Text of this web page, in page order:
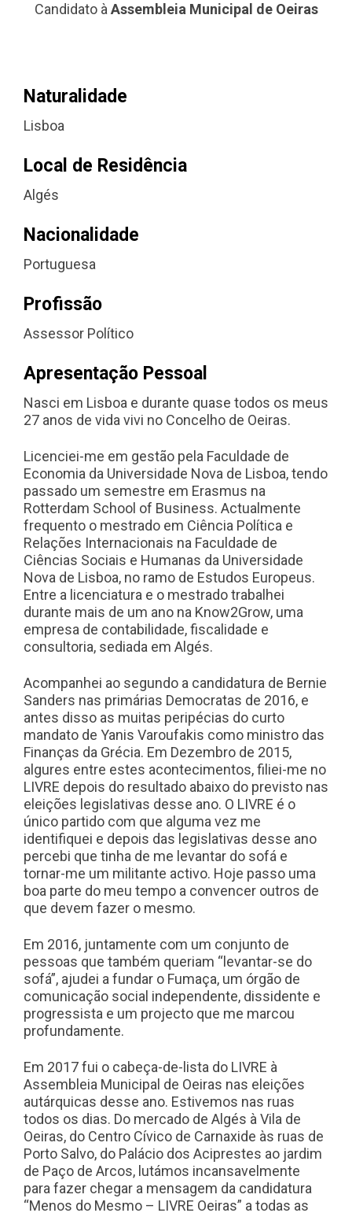
Candidato à Assembleia Municipal de Oeiras
Naturalidade
Lisboa
Local de Residência
Algés
Nacionalidade
Portuguesa
Profissão
Assessor Político
Apresentação Pessoal
Nasci em Lisboa e durante quase todos os meus
27 anos de vida vivi no Concelho de Oeiras.
Licenciei-me em gestão pela Faculdade de
Economia da Universidade Nova de Lisboa, tendo
passado um semestre em Erasmus na
Rotterdam School of Business. Actualmente
frequento o mestrado em Ciência Política e
Relações Internacionais na Faculdade de
Ciências Sociais e Humanas da Universidade
Nova de Lisboa, no ramo de Estudos Europeus.
Entre a licenciatura e o mestrado trabalhei
durante mais de um ano na Know2Grow, uma
empresa de contabilidade, fiscalidade e
consultoria, sediada em Algés.
Acompanhei ao segundo a candidatura de Bernie
Sanders nas primárias Democratas de 2016, e
antes disso as muitas peripécias do curto
mandato de Yanis Varoufakis como ministro das
Finanças da Grécia. Em Dezembro de 2015,
algures entre estes acontecimentos, filiei-me no
LIVRE depois do resultado abaixo do previsto nas
eleições legislativas desse ano. O LIVRE é o
único partido com que alguma vez me
identifiquei e depois das legislativas desse ano
percebi que tinha de me levantar do sofá e
tornar-me um militante activo. Hoje passo uma
boa parte do meu tempo a convencer outros de
que devem fazer o mesmo.
Em 2016, juntamente com um conjunto de
pessoas que também queriam “levantar-se do
sofá”, ajudei a fundar o Fumaça, um órgão de
comunicação social independente, dissidente e
progressista e um projecto que me marcou
profundamente.
Em 2017 fui o cabeça-de-lista do LIVRE à
Assembleia Municipal de Oeiras nas eleições
autárquicas desse ano. Estivemos nas ruas
todos os dias. Do mercado de Algés à Vila de
Oeiras, do Centro Cívico de Carnaxide às ruas de
Porto Salvo, do Palácio dos Aciprestes ao jardim
de Paço de Arcos, lutámos incansavelmente
para fazer chegar a mensagem da candidatura
“Menos do Mesmo – LIVRE Oeiras” a todas as